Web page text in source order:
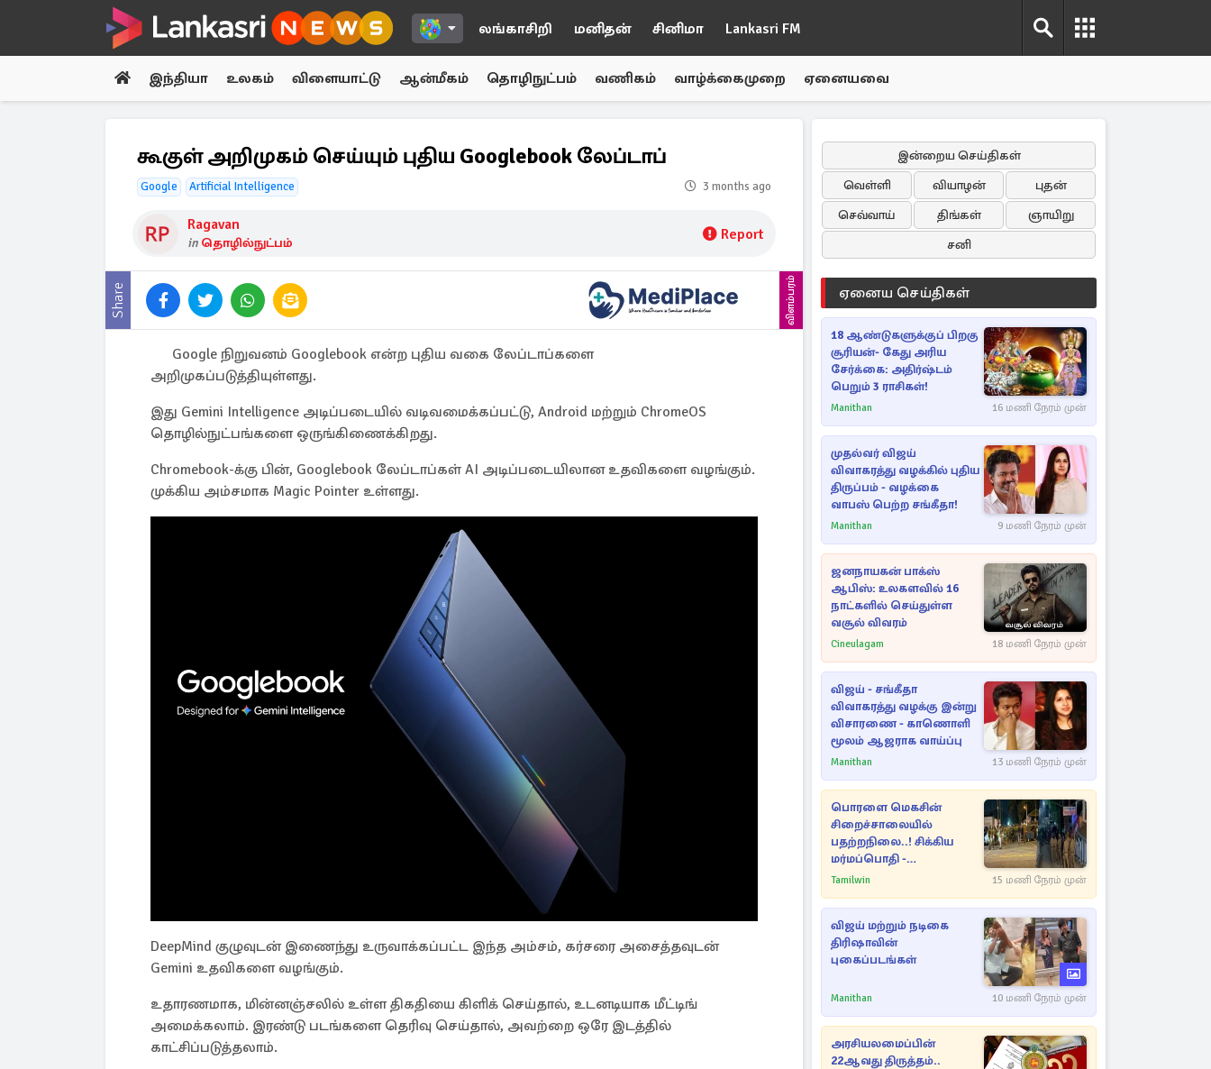
லங்காசிறி மனிதன் சினிமா Lankasri FM
இந்தியா உலகம் விளையாட்டு ஆன்மீகம் தொழிநுட்பம் வணிகம் வாழ்க்கைமுறை ஏனையவை
கூகுள் அறிமுகம் செய்யும் புதிய Googlebook லேப்டாப்
Google Artificial Intelligence 3 months ago
Ragavan
in தொழில்நுட்பம் Report
Share விளம்பரம்
Google நிறுவனம் Googlebook என்ற புதிய வகை லேப்டாப்களை
அறிமுகப்படுத்தியுள்ளது.
இது Gemini Intelligence அடிப்படையில் வடிவமைக்கப்பட்டு, Android மற்றும் ChromeOS
தொழில்நுட்பங்களை ஒருங்கிணைக்கிறது.
Chromebook-க்கு பின், Googlebook லேப்டாப்கள் AI அடிப்படையிலான உதவிகளை வழங்கும்.
முக்கிய அம்சமாக Magic Pointer உள்ளது.
DeepMind குழுவுடன் இணைந்து உருவாக்கப்பட்ட இந்த அம்சம், கர்சரை அசைத்தவுடன்
Gemini உதவிகளை வழங்கும்.
உதாரணமாக, மின்னஞ்சலில் உள்ள திகதியை கிளிக் செய்தால், உடனடியாக மீட்டிங்
அமைக்கலாம். இரண்டு படங்களை தெரிவு செய்தால், அவற்றை ஒரே இடத்தில்
காட்சிப்படுத்தலாம்.
இன்றைய செய்திகள்
வெள்ளி
வியாழன்
புதன்
செவ்வாய்
திங்கள்
ஞாயிறு
சனி
ஏனைய செய்திகள்
18 ஆண்டுகளுக்குப் பிறகு
சூரியன்- கேது அரிய
சேர்க்கை: அதிர்ஷ்டம்
பெறும் 3 ராசிகள்!
Manithan 16 மணி நேரம் முன்
முதல்வர் விஜய்
விவாகரத்து வழக்கில் புதிய
திருப்பம் - வழக்கை
வாபஸ் பெற்ற சங்கீதா!
Manithan 9 மணி நேரம் முன்
ஜனநாயகன் பாக்ஸ்
ஆபிஸ்: உலகளவில் 16
நாட்களில் செய்துள்ள
வசூல் விவரம்
Cineulagam 18 மணி நேரம் முன்
விஜய் - சங்கீதா
விவாகரத்து வழக்கு இன்று
விசாரணை - காணொளி
மூலம் ஆஜராக வாய்ப்பு
Manithan 13 மணி நேரம் முன்
பொரளை மெகசின்
சிறைச்சாலையில்
பதற்றநிலை..! சிக்கிய
மர்மப்பொதி -
பின்னணியில் வெளியான
Tamilwin 15 மணி நேரம் முன்
விஜய் மற்றும் நடிகை
திரிஷாவின்
புகைப்படங்கள்
Manithan 10 மணி நேரம் முன்
அரசியலமைப்பின்
22ஆவது திருத்தம்..